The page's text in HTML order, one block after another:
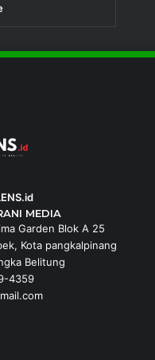
MEDIA
Garden Blok A 25
Kota pangkalpinang
Belitung
4359